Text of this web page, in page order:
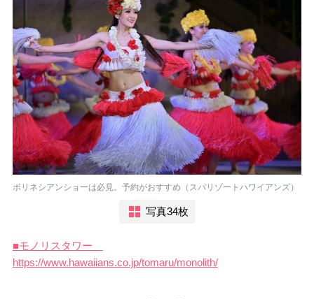
ポリネシアンショーは必見。予約がおすすめ（スパリゾートハワイアンズ）
写真34枚
■モノリスタワー
https://www.hawaiians.co.jp/tomaru/monolith/